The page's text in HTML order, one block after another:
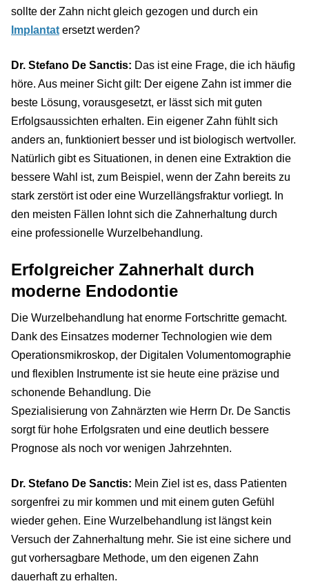
sollte der Zahn nicht gleich gezogen und durch ein
Implantat ersetzt werden?
Dr. Stefano De Sanctis: Das ist eine Frage, die ich häufig
höre. Aus meiner Sicht gilt: Der eigene Zahn ist immer die
beste Lösung, vorausgesetzt, er lässt sich mit guten
Erfolgsaussichten erhalten. Ein eigener Zahn fühlt sich
anders an, funktioniert besser und ist biologisch wertvoller.
Natürlich gibt es Situationen, in denen eine Extraktion die
bessere Wahl ist, zum Beispiel, wenn der Zahn bereits zu
stark zerstört ist oder eine Wurzellängsfraktur vorliegt. In
den meisten Fällen lohnt sich die Zahnerhaltung durch
eine professionelle Wurzelbehandlung.
Erfolgreicher Zahnerhalt durch
moderne Endodontie
​​Die Wurzelbehandlung hat enorme Fortschritte gemacht.
Dank des Einsatzes moderner Technologien wie dem
Operationsmikroskop, der Digitalen Volumentomographie
und flexiblen Instrumente ist sie heute eine präzise und
schonende Behandlung. Die
Spezialisierung von Zahnärzten wie Herrn Dr. De Sanctis
sorgt für hohe Erfolgsraten und eine deutlich bessere
Prognose als noch vor wenigen Jahrzehnten.
Dr. Stefano De Sanctis: Mein Ziel ist es, dass Patienten
sorgenfrei zu mir kommen und mit einem guten Gefühl
wieder gehen. Eine Wurzelbehandlung ist längst kein
Versuch der Zahnerhaltung mehr. Sie ist eine sichere und
gut vorhersagbare Methode, um den eigenen Zahn
dauerhaft zu erhalten.